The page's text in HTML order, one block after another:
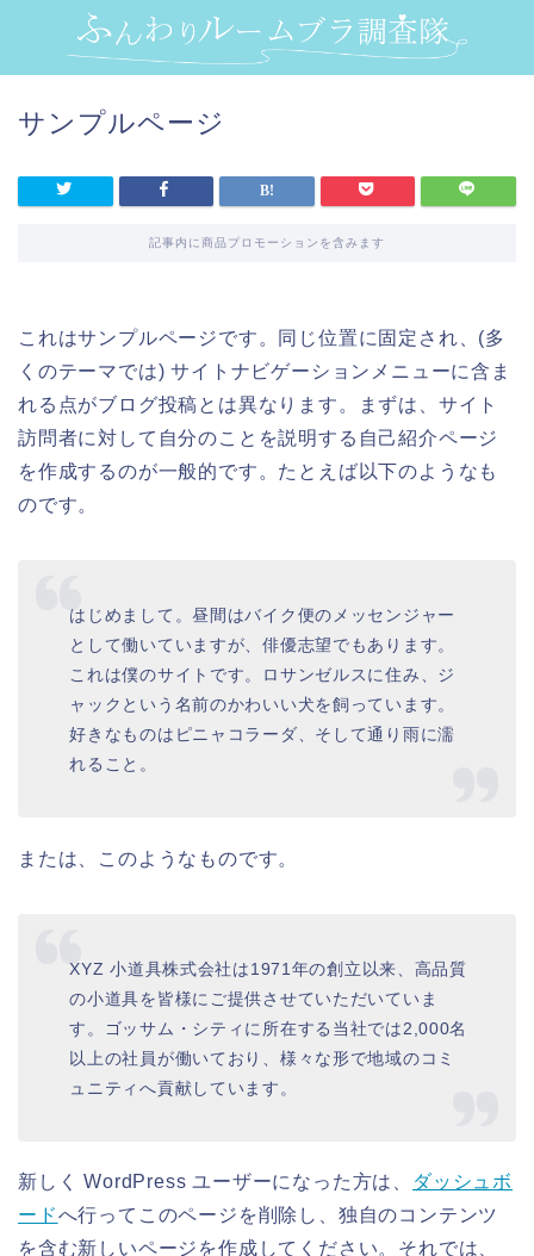
サンプルページ
記事内に商品プロモーションを含みます
これはサンプルページです。同じ位置に固定され、(多
くのテーマでは) サイトナビゲーションメニューに含ま
れる点がブログ投稿とは異なります。まずは、サイト
訪問者に対して自分のことを説明する自己紹介ページ
を作成するのが一般的です。たとえば以下のようなも
のです。
はじめまして。昼間はバイク便のメッセンジャー
として働いていますが、俳優志望でもあります。
これは僕のサイトです。ロサンゼルスに住み、ジ
ャックという名前のかわいい犬を飼っています。
好きなものはピニャコラーダ、そして通り雨に濡
れること。
または、このようなものです。
XYZ 小道具株式会社は1971年の創立以来、高品質
の小道具を皆様にご提供させていただいていま
す。ゴッサム・シティに所在する当社では2,000名
以上の社員が働いており、様々な形で地域のコミ
ュニティへ貢献しています。
新しく WordPress ユーザーになった方は、
ダッシュボ
ードへ行ってこのページを削除し、独自のコンテンツ
を含む新しいページを作成してください。それでは、